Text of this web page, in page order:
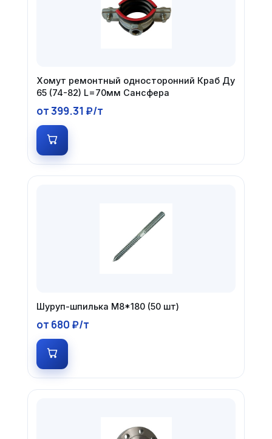
Хомут ремонтный односторонний Краб Ду
65 (74-82) L=70мм Сансфера
от 399.31 ₽/т
Шуруп-шпилька М8*180 (50 шт)
от 680 ₽/т